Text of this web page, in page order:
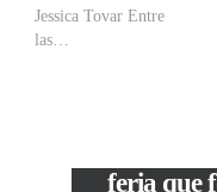
Jessica Tovar Entre
las…
feria que